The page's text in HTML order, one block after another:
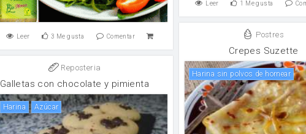
Leer 1 Me gusta
Leer 3 Me gusta Comentar Postres
Crepes Suzette
harina sin polvos de hornear
Reposteria
Galletas con chocolate y pimienta
harina Azúcar